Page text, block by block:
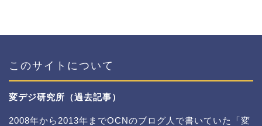
このサイトについて
変デジ研究所（過去記事）
2008年から2013年までOCNのブログ人で書いていた「変